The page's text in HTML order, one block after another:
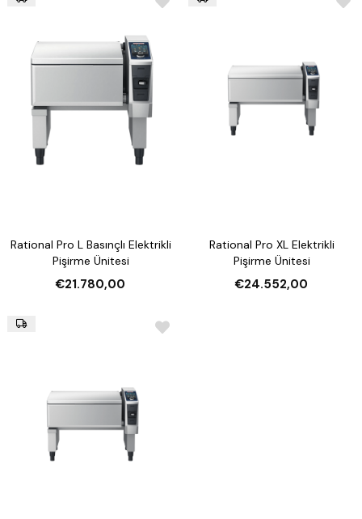
Rational Pro L Basınçlı Elektrikli
Pişirme Ünitesi
€21.780,00
Rational Pro XL Elektrikli
Pişirme Ünitesi
€24.552,00